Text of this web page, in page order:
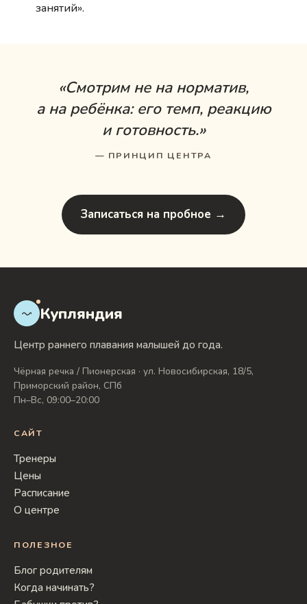
занятий».
«Смотрим не на норматив,
а на ребёнка: его темп, реакцию
и готовность.»
— ПРИНЦИП ЦЕНТРА
Записаться на пробное →
Купляндия
Центр раннего плавания малышей до года.
Чёрная речка / Пионерская · ул. Новосибирская, 18/5,
Приморский район, СПб
Пн–Вс, 09:00–20:00
САЙТ
Тренеры
Цены
Расписание
О центре
ПОЛЕЗНОЕ
Блог родителям
Когда начинать?